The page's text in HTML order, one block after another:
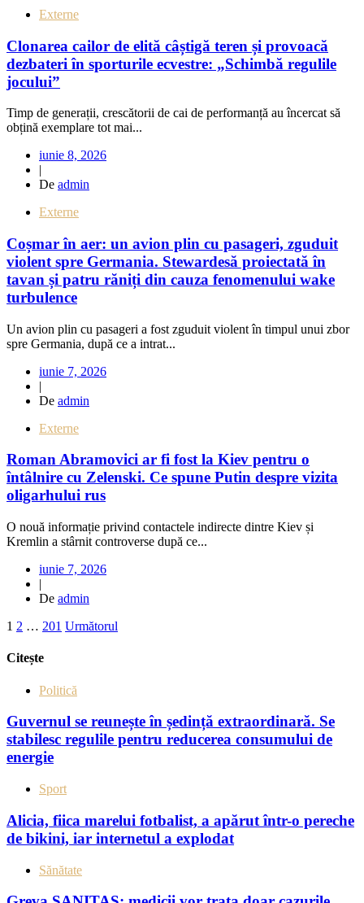
Externe
Clonarea cailor de elită câștigă teren și provoacă
dezbateri în sporturile ecvestre: „Schimbă regulile
jocului”
Timp de generații, crescătorii de cai de performanță au încercat să
obțină exemplare tot mai...
iunie 8, 2026
|
De admin
Externe
Coșmar în aer: un avion plin cu pasageri, zguduit
violent spre Germania. Stewardesă proiectată în
tavan și patru răniți din cauza fenomenului wake
turbulence
Un avion plin cu pasageri a fost zguduit violent în timpul unui zbor
spre Germania, după ce a intrat...
iunie 7, 2026
|
De admin
Externe
Roman Abramovici ar fi fost la Kiev pentru o
întâlnire cu Zelenski. Ce spune Putin despre vizita
oligarhului rus
O nouă informație privind contactele indirecte dintre Kiev și
Kremlin a stârnit controverse după ce...
iunie 7, 2026
|
De admin
1 2 … 201 Următorul
Citește
Politică
Guvernul se reunește în ședință extraordinară. Se
stabilesc regulile pentru reducerea consumului de
energie
Sport
Alicia, fiica marelui fotbalist, a apărut într-o pereche
de bikini, iar internetul a explodat
Sănătate